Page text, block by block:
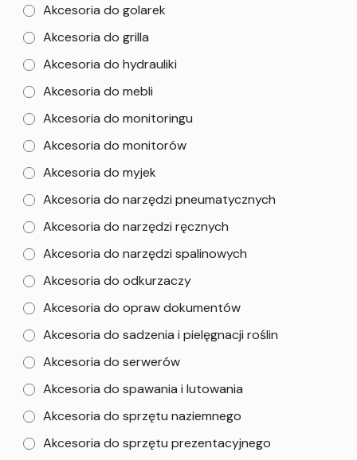
Akcesoria do golarek
Akcesoria do grilla
Akcesoria do hydrauliki
Akcesoria do mebli
Akcesoria do monitoringu
Akcesoria do monitorów
Akcesoria do myjek
Akcesoria do narzędzi pneumatycznych
Akcesoria do narzędzi ręcznych
Akcesoria do narzędzi spalinowych
Akcesoria do odkurzaczy
Akcesoria do opraw dokumentów
Akcesoria do sadzenia i pielęgnacji roślin
Akcesoria do serwerów
Akcesoria do spawania i lutowania
Akcesoria do sprzętu naziemnego
Akcesoria do sprzętu prezentacyjnego